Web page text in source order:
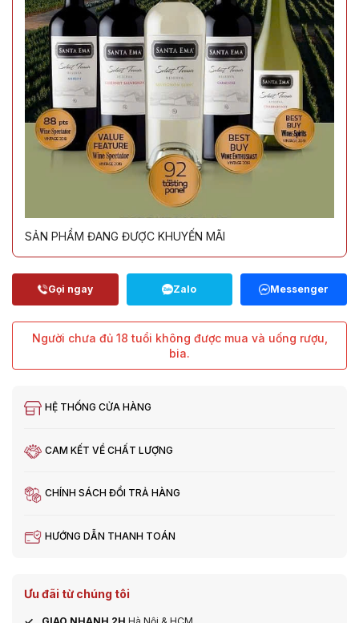
SẢN PHẨM ĐANG ĐƯỢC KHUYẾN MÃI
Người chưa đủ 18 tuổi không được mua và uống rượu,
bia.
HỆ THỐNG CỬA HÀNG
CAM KẾT VỀ CHẤT LƯỢNG
CHÍNH SÁCH ĐỔI TRẢ HÀNG
HƯỚNG DẪN THANH TOÁN
Ưu đãi từ chúng tôi